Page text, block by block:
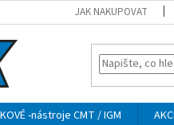
JAK NAKUPOVAT
-nástroje CMT / IGM